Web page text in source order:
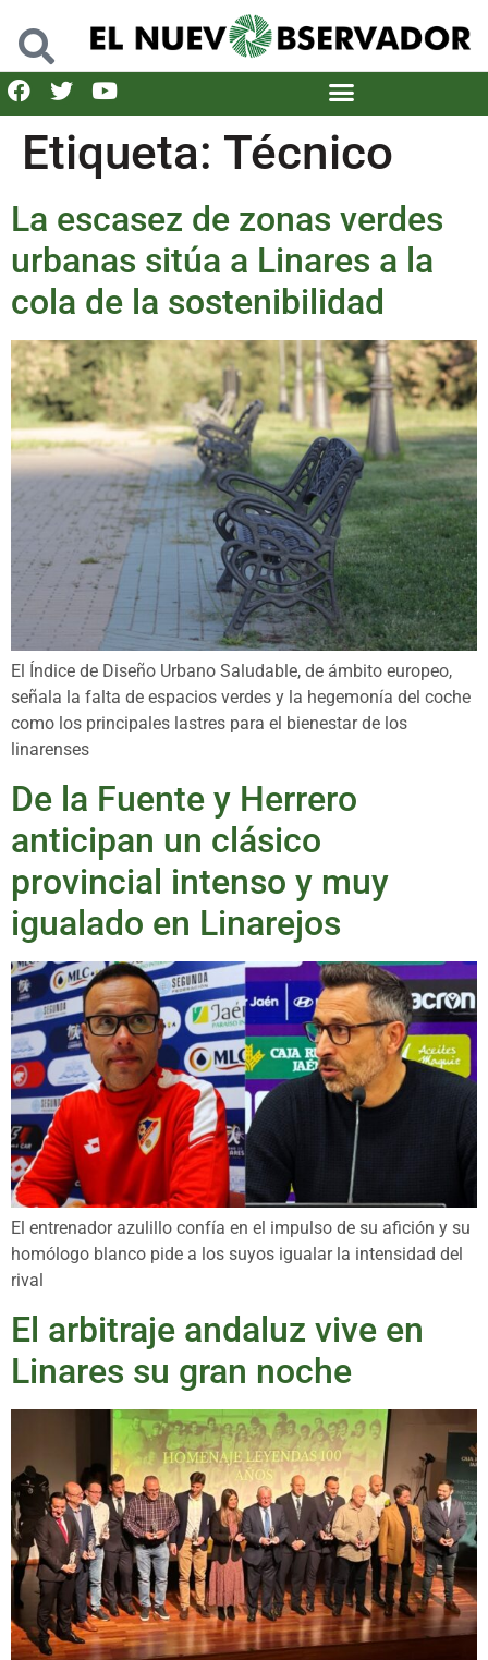
Etiqueta: Técnico
La escasez de zonas verdes
urbanas sitúa a Linares a la
cola de la sostenibilidad
El Índice de Diseño Urbano Saludable, de ámbito europeo,
señala la falta de espacios verdes y la hegemonía del coche
como los principales lastres para el bienestar de los
linarenses
De la Fuente y Herrero
anticipan un clásico
provincial intenso y muy
igualado en Linarejos
El entrenador azulillo confía en el impulso de su afición y su
homólogo blanco pide a los suyos igualar la intensidad del
rival
El arbitraje andaluz vive en
Linares su gran noche